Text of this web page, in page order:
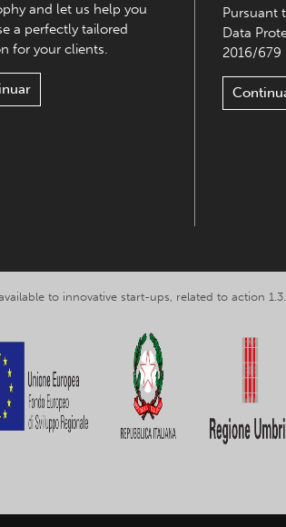
and let us help you
a perfectly tailored
for your clients.
Pursuant
Data
2016/679
to innovative start-ups, related to action